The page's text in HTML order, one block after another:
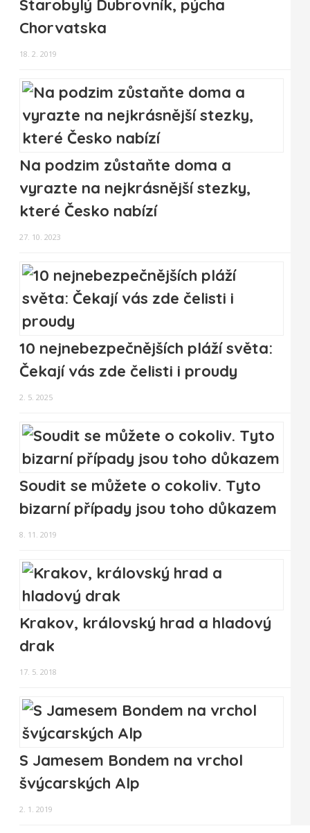
Starobylý Dubrovník, pýcha
Chorvatska
18. 2. 2019
Na podzim zůstaňte doma a
vyrazte na nejkrásnější stezky,
které Česko nabízí
27. 10. 2023
10 nejnebezpečnějších pláží světa:
Čekají vás zde čelisti i proudy
2. 5. 2025
Soudit se můžete o cokoliv. Tyto
bizarní případy jsou toho důkazem
8. 11. 2019
Krakov, královský hrad a hladový
drak
17. 5. 2018
S Jamesem Bondem na vrchol
švýcarských Alp
2. 1. 2019